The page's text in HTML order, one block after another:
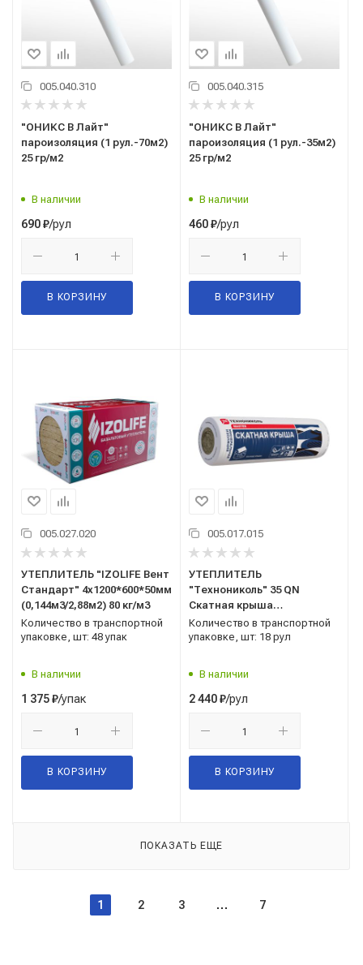
005.040.310
"ОНИКС В Лайт"
пароизоляция (1 рул.-70м2)
25 гр/м2
В наличии
690₽/рул
В КОРЗИНУ
005.040.315
"ОНИКС В Лайт"
пароизоляция (1 рул.-35м2)
25 гр/м2
В наличии
460₽/рул
В КОРЗИНУ
005.027.020
УТЕПЛИТЕЛЬ "IZOLIFE Вент
Стандарт" 4х1200*600*50мм
(0,144м3/2,88м2) 80 кг/м3
Количество в транспортной
упаковке, шт: 48 упак
В наличии
1 375₽/упак
В КОРЗИНУ
005.017.015
УТЕПЛИТЕЛЬ
"Технониколь" 35 QN
Скатная крыша
1х3900*1200*150мм
(0,702м3/4,68м2) 20кг/м3
Количество в транспортной
упаковке, шт: 18 рул
В наличии
2 440₽/рул
В КОРЗИНУ
ПОКАЗАТЬ ЕЩЕ
1 2 3 7